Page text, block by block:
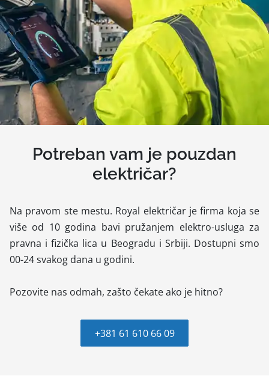
Potreban vam je pouzdan
električar?
Na pravom ste mestu. Royal električar je firma koja se
više od 10 godina bavi pružanjem elektro-usluga za
pravna i fizička lica u Beogradu i Srbiji. Dostupni smo
00-24 svakog dana u godini.
Pozovite nas odmah, zašto čekate ako je hitno?
+381 61 610 66 09